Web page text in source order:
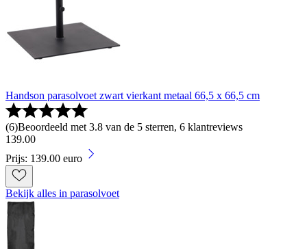
Handson parasolvoet zwart vierkant metaal 66,5 x 66,5 cm
(6)Beoordeeld met 3.8 van de 5 sterren, 6 klantreviews
139.00
Prijs: 139.00 euro
Bekijk alles in parasolvoet